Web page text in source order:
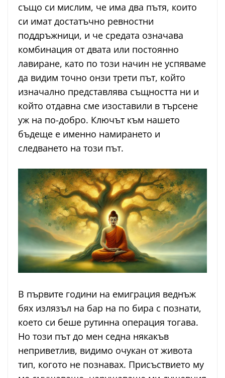
също си мислим, че има два пътя, които
си имат достатъчно ревностни
поддръжници, и че средата означава
комбинация от двата или постоянно
лавиране, като по този начин не успяваме
да видим точно онзи трети път, който
изначално представлява същността ни и
който отдавна сме изоставили в търсене
уж на по-добро. Ключът към нашето
бъдеще е именно намирането и
следването на този път.
В първите години на емиграция веднъж
бях излязъл на бар на по бира с познати,
което си беше рутинна операция тогава.
Но този път до мен седна някакъв
неприветлив, видимо очукан от живота
тип, когото не познавах. Присъствието му